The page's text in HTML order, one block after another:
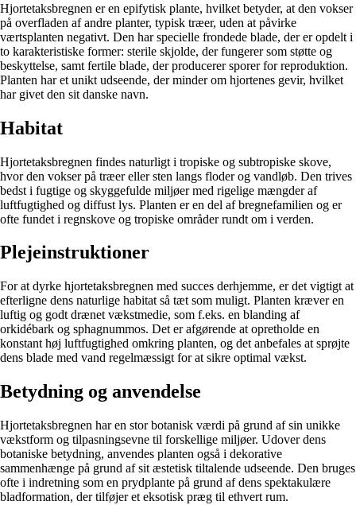
Hjortetaksbregnen er en epifytisk plante, hvilket betyder, at den vokser
på overfladen af andre planter, typisk træer, uden at påvirke
værtsplanten negativt. Den har specielle frondede blade, der er opdelt i
to karakteristiske former: sterile skjolde, der fungerer som støtte og
beskyttelse, samt fertile blade, der producerer sporer for reproduktion.
Planten har et unikt udseende, der minder om hjortenes gevir, hvilket
har givet den sit danske navn.
Habitat
Hjortetaksbregnen findes naturligt i tropiske og subtropiske skove,
hvor den vokser på træer eller sten langs floder og vandløb. Den trives
bedst i fugtige og skyggefulde miljøer med rigelige mængder af
luftfugtighed og diffust lys. Planten er en del af bregnefamilien og er
ofte fundet i regnskove og tropiske områder rundt om i verden.
Plejeinstruktioner
For at dyrke hjortetaksbregnen med succes derhjemme, er det vigtigt at
efterligne dens naturlige habitat så tæt som muligt. Planten kræver en
luftig og godt drænet vækstmedie, som f.eks. en blanding af
orkidébark og sphagnummos. Det er afgørende at opretholde en
konstant høj luftfugtighed omkring planten, og det anbefales at sprøjte
dens blade med vand regelmæssigt for at sikre optimal vækst.
Betydning og anvendelse
Hjortetaksbregnen har en stor botanisk værdi på grund af sin unikke
vækstform og tilpasningsevne til forskellige miljøer. Udover dens
botaniske betydning, anvendes planten også i dekorative
sammenhænge på grund af sit æstetisk tiltalende udseende. Den bruges
ofte i indretning som en prydplante på grund af dens spektakulære
bladformation, der tilføjer et eksotisk præg til ethvert rum.